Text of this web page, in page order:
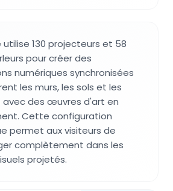
utilise 130 projecteurs et 58
pour créer des
numériques synchronisées
les murs, les sols et les
avec des œuvres d'art en
Cette configuration
permet aux visiteurs de
complètement dans les
projetés.